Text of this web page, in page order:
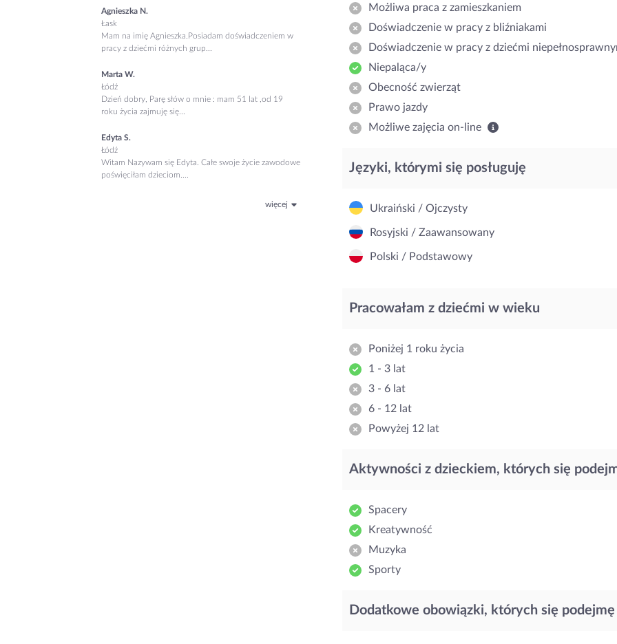
Agnieszka N.
Łask
Mam na imię Agnieszka.Posiadam doświadczeniem w
pracy z dziećmi różnych grup...
Marta W.
Łódź
Dzień dobry, Parę słów o mnie : mam 51 lat ,od 19
roku życia zajmuję się...
Edyta S.
Łódź
Witam Nazywam się Edyta. Całe swoje życie zawodowe
poświęciłam dzieciom....
więcej
Możliwa praca z zamieszkaniem
Doświadczenie w pracy z bliźniakami
Doświadczenie w pracy z dziećmi
Niepaląca/y
Obecność zwierząt
Prawo jazdy
Możliwe zajęcia on-line
Języki, którymi się posługuję
Ukraiński / Ojczysty
Rosyjski / Zaawansowany
Polski / Podstawowy
Pracowałam z dziećmi w wieku
Poniżej 1 roku życia
1 - 3 lat
3 - 6 lat
6 - 12 lat
Powyżej 12 lat
Aktywności z dzieckiem, których się
Spacery
Kreatywność
Muzyka
Sporty
Dodatkowe obowiązki, których się podejmę